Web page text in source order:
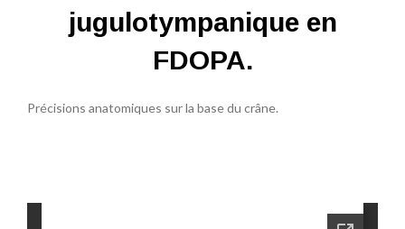
jugulotympanique en
FDOPA.
Précisions anatomiques sur la base du crâne.